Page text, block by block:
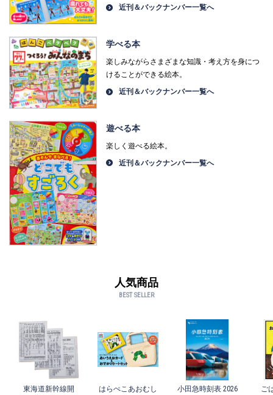
近刊＆バックナンバー一覧へ
学べる本
楽しみながらさまざまな知識・考え方を身につ
けることができる絵本。
近刊＆バックナンバー一覧へ
遊べる本
楽しく遊べる絵本。
近刊＆バックナンバー一覧へ
人気商品
BEST SELLER
東海道新幹線開
はらぺこあおむし
小田急時刻表 2026
ご